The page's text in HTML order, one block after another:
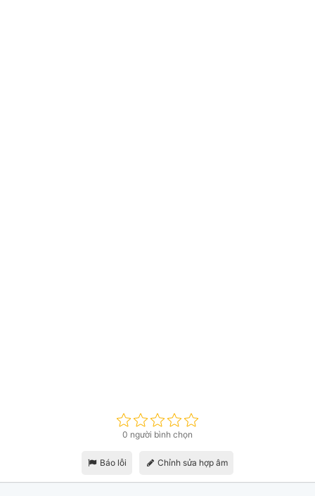
0 người bình chọn
Báo lỗi Chỉnh sửa hợp âm